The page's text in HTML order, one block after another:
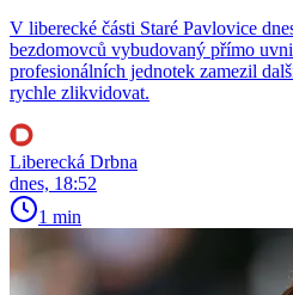
V liberecké části Staré Pavlovice
bezdomovců vybudovaný přímo
profesionálních jednotek zamezil
rychle zlikvidovat.
Liberecká Drbna
dnes, 18:52
1 min